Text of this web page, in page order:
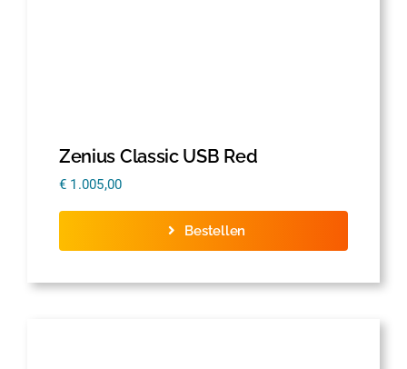
Zenius Classic USB Red
€ 1.005,00
Bestellen